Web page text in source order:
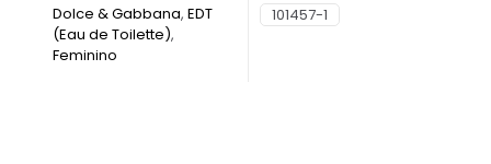
Dolce & Gabbana, EDT
(Eau de Toilette),
Feminino
101457-1